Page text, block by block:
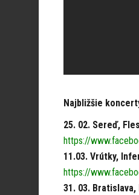
Najbližšie
25. 02. Sereď,
https://
11.03. Vrútky,
https://
31. 03.